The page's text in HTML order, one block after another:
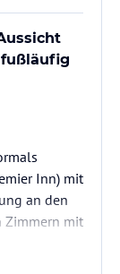
Inn) mit
an den
Zimmern mit